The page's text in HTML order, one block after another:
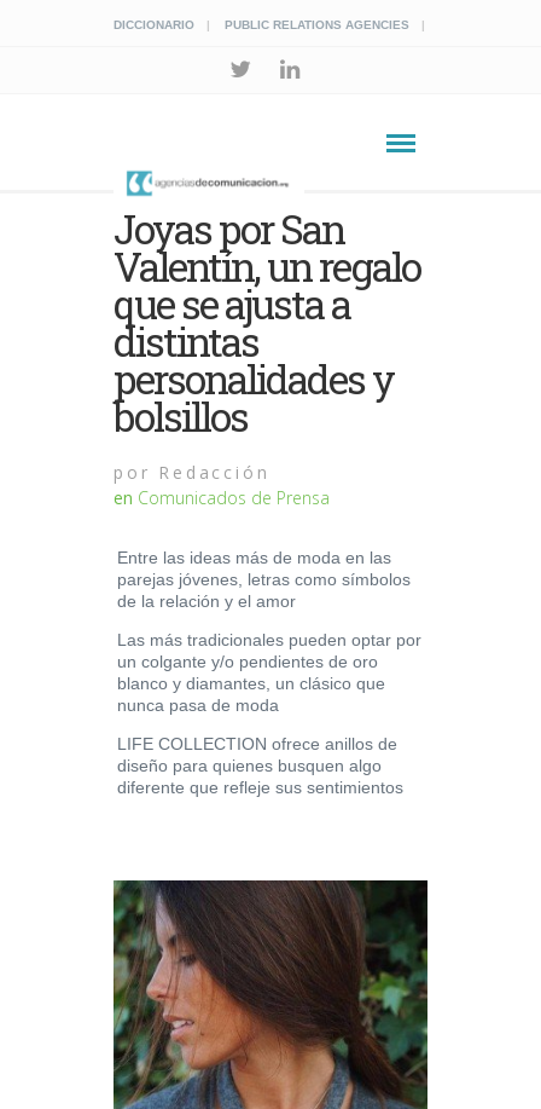
DICCIONARIO PUBLIC RELATIONS AGENCIES
Joyas por San
Valentín, un regalo
que se ajusta a
distintas
personalidades y
bolsillos
por Redacción
en Comunicados de Prensa
Entre las ideas más de moda en las
parejas jóvenes, letras como símbolos
de la relación y el amor
Las más tradicionales pueden optar por
un colgante y/o pendientes de oro
blanco y diamantes, un clásico que
nunca pasa de moda
LIFE COLLECTION ofrece anillos de
diseño para quienes busquen algo
diferente que refleje sus sentimientos